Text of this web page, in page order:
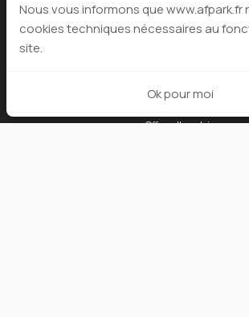
CE & séminaires
Offres d'emplois
Nous vous informons que www.afpark.fr
cookies techniques nécessaires au
site.
Ok pour moi